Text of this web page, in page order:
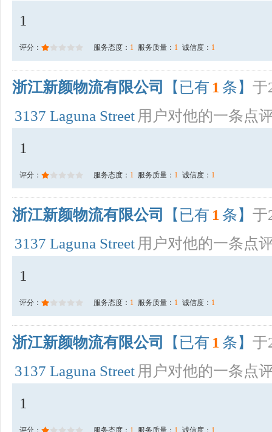
1
评分： 服务态度： 1 服务质量： 1 诚信度： 1
浙江新颜物流有限公司 【已有 1 条】 于
3137 Laguna Street 用户对他的一条点
1
评分： 服务态度： 1 服务质量： 1 诚信度： 1
浙江新颜物流有限公司 【已有 1 条】 于
3137 Laguna Street 用户对他的一条点
1
评分： 服务态度： 1 服务质量： 1 诚信度： 1
浙江新颜物流有限公司 【已有 1 条】 于
3137 Laguna Street 用户对他的一条点
1
评分： 服务态度： 1 服务质量： 1 诚信度： 1